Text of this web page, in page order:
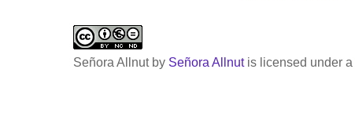
Señora Allnutby Señora Allnut is licensed under a